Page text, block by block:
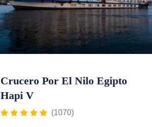
Crucero Por El Nilo Egipto
Hapi V
(1070)